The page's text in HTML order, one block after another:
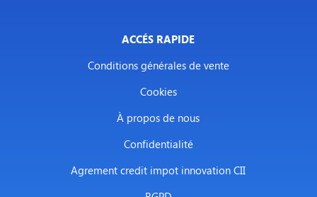
ACCÉS RAPIDE
Conditions générales de vente
Cookies
À propos de nous
Confidentialité
Agrement credit impot innovation CII